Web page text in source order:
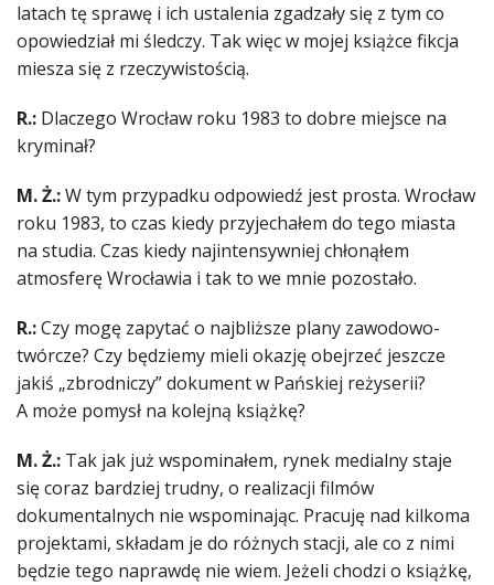
latach tę sprawę i ich ustalenia zgadzały się z tym co
opowiedział mi śledczy. Tak więc w mojej książce fikcja
miesza się z rzeczywistością.
R.: Dlaczego Wrocław roku 1983 to dobre miejsce na
kryminał?
M. Ż.:W tym przypadku odpowiedź jest prosta. Wrocław
roku 1983, to czas kiedy przyjechałem do tego miasta
na studia. Czas kiedy najintensywniej chłonąłem
atmosferę Wrocławia i tak to we mnie pozostało.
R.:Czy mogę zapytać o najbliższe plany zawodowo-
twórcze? Czy będziemy mieli okazję obejrzeć jeszcze
jakiś „zbrodniczy” dokument w Pańskiej reżyserii?
A może pomysł na kolejną książkę?
M. Ż.: Tak jak już wspominałem, rynek medialny staje
się coraz bardziej trudny, o realizacji filmów
dokumentalnych nie wspominając. Pracuję nad kilkoma
projektami, składam je do różnych stacji, ale co z nimi
będzie tego naprawdę nie wiem. Jeżeli chodzi o książkę,